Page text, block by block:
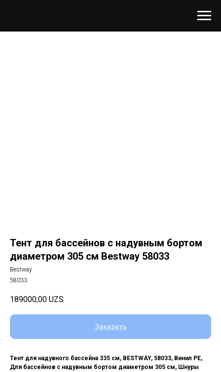
Тент для бассейнов с надувным бортом
диаметром 305 см Bestway 58033
Bestway
58033
189000,00 UZS
Заказать
Тент для надувного бассейна 335 см, BESTWAY, 58033, Винил PE,
Для бассейнов с надувным бортом диаметром 305 см, Шнуры